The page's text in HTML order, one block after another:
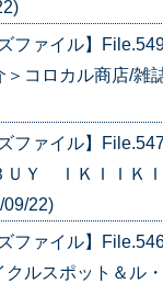
ズファイル】
＞コロカル商店/雑
ズファイル】
ＵＹ ＩＫＩＩＫ
09/22)
ファイル】
クルスポット＆ル